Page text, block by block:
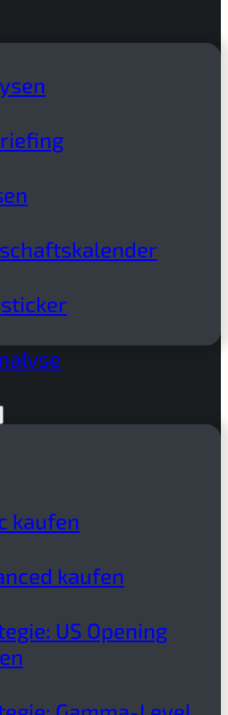
kaufen
kaufen
US Opening